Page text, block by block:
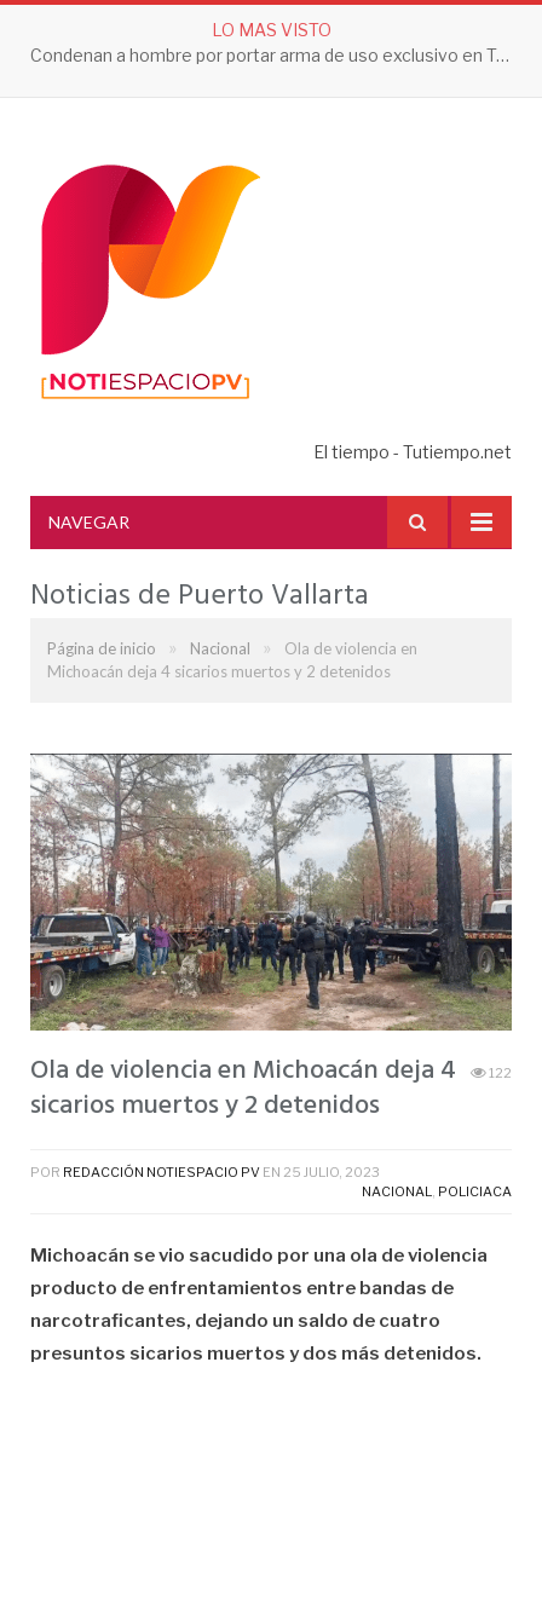
LO MAS VISTO
Condenan a hombre por portar arma de uso exclusivo en Tepic
El tiempo - Tutiempo.net
NAVEGAR
Noticias de Puerto Vallarta
Página de inicio » Nacional »
Ola de violencia en
Michoacán deja 4 sicarios muertos y 2 detenidos
Ola de violencia en Michoacán deja 4
sicarios muertos y 2 detenidos
122
POR REDACCIÓN NOTIESPACIO PV EN 25 JULIO, 2023
NACIONAL
POLICIACA
Michoacán se vio sacudido por una ola de violencia
producto de enfrentamientos entre bandas de
narcotraficantes, dejando un saldo de cuatro
presuntos sicarios muertos y dos más detenidos.